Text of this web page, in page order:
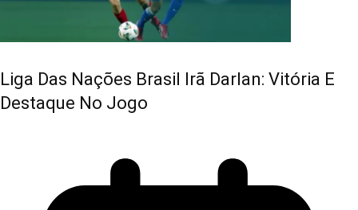
Liga Das Nações Brasil Irã Darlan: Vitória E
Destaque No Jogo